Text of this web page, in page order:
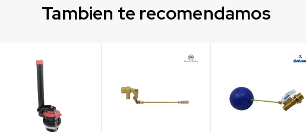
Tambien te recomendamos